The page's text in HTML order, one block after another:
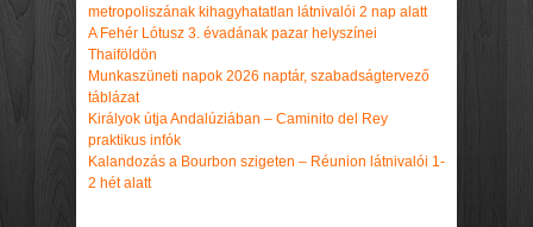
metropoliszának kihagyhatatlan látnivalói 2 nap alatt
A Fehér Lótusz 3. évadának pazar helyszínei
Thaiföldön
Munkaszüneti napok 2026 naptár, szabadságtervező
táblázat
Királyok útja Andalúziában – Caminito del Rey
praktikus infók
Kalandozás a Bourbon szigeten – Réunion látnivalói 1-
2 hét alatt